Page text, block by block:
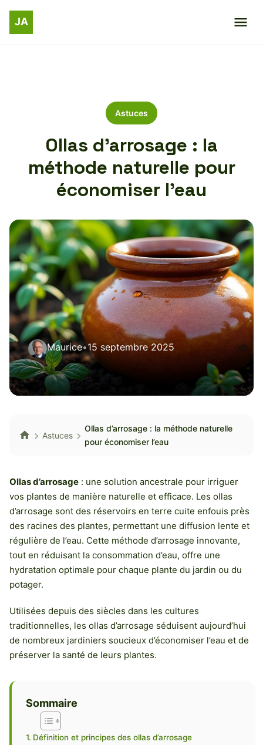
Astuces
Ollas d’arrosage : la
méthode naturelle pour
économiser l’eau
Maurice•15 septembre 2025
Astuces
Ollas d’arrosage : la méthode naturelle
pour économiser l’eau
Ollas d’arrosage : une solution ancestrale pour irriguer
vos plantes de manière naturelle et efficace. Les ollas
d’arrosage sont des réservoirs en terre cuite enfouis près
des racines des plantes, permettant une diffusion lente et
régulière de l’eau. Cette méthode d’arrosage innovante,
tout en réduisant la consommation d’eau, offre une
hydratation optimale pour chaque plante du jardin ou du
potager.
Utilisées depuis des siècles dans les cultures
traditionnelles, les ollas d’arrosage séduisent aujourd’hui
de nombreux jardiniers soucieux d’économiser l’eau et de
préserver la santé de leurs plantes.
Sommaire
Définition et principes des ollas d’arrosage